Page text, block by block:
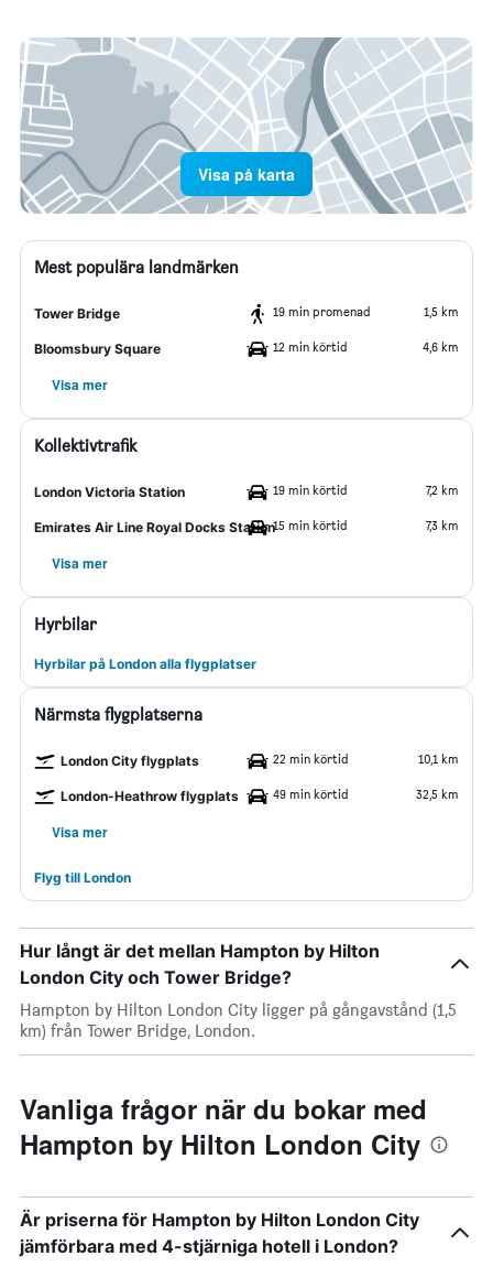
Visa på karta
Mest populära landmärken
Tower Bridge 19 min promenad 1,5 km
Bloomsbury Square 12 min körtid 4,6 km
Visa mer
Kollektivtrafik
London Victoria Station 19 min körtid 7,2 km
Emirates Air Line Royal Docks Station15 min körtid 7,3 km
Visa mer
Hyrbilar
Hyrbilar på London alla flygplatser
Närmsta flygplatserna
London City flygplats 22 min körtid 10,1 km
London-Heathrow flygplats 49 min körtid 32,5 km
Visa mer
Flyg till London
Hur långt är det mellan Hampton by Hilton
London City och Tower Bridge?
Hampton by Hilton London City ligger på gångavstånd (1,5
km) från Tower Bridge, London.
Vanliga frågor när du bokar med
Hampton by Hilton London City
Är priserna för Hampton by Hilton London City
jämförbara med 4-stjärniga hotell i London?